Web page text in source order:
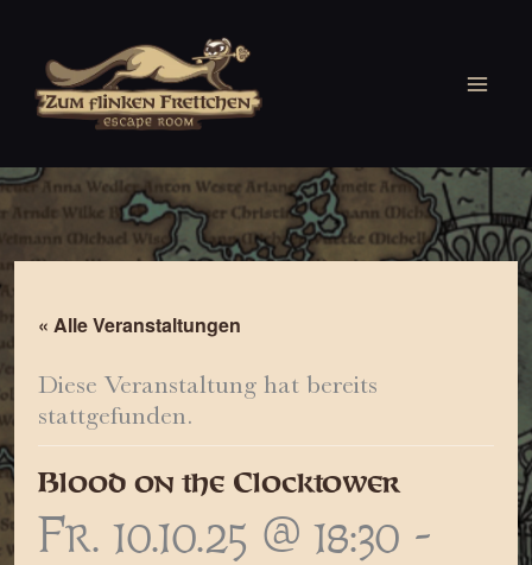
springen
« Alle Veranstaltungen
Diese Veranstaltung hat bereits
stattgefunden.
Blood on the Clocktower
Fr. 10.10.25 @ 18:30 -